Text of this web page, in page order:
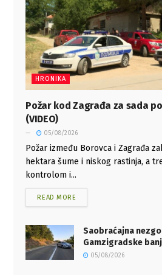
HRONIKA
Požar kod Zagrađa za sada
(VIDEO)
05/08/2026
Požar između Borovca i Zagrađa
hektara šume i niskog rastinja, a
kontrolom i...
READ MORE
Saobraćajna
Gamzigradske
05/08/2026